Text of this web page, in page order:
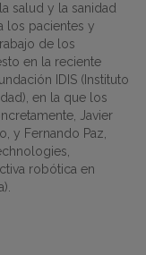
salud y la sanidad
los pacientes y
de los
en la reciente
IDIS (Instituto
en la que los
Javier
y Fernando Paz,
robótica en